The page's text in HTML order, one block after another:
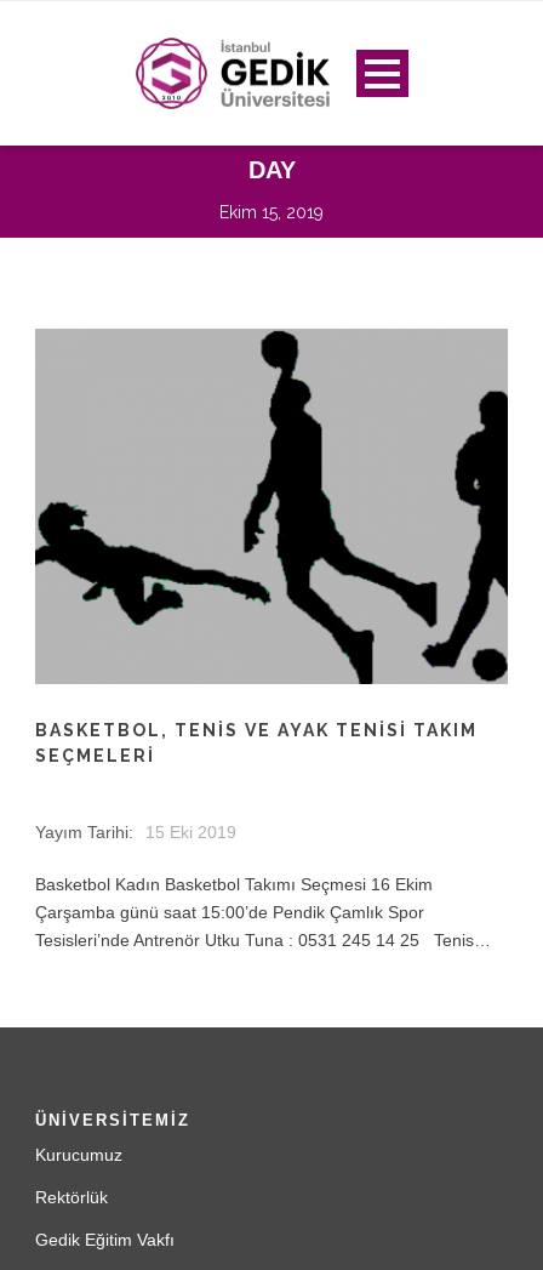
DAY
Ekim 15, 2019
BASKETBOL, TENIS VE AYAK TENISI TAKIM
SEÇMELERI
Yayım Tarihi: 15 Eki 2019
Basketbol Kadın Basketbol Takımı Seçmesi 16 Ekim
Çarşamba günü saat 15:00’de Pendik Çamlık Spor
Tesisleri’nde Antrenör Utku Tuna : 0531 245 14 25 Tenis…
ÜNİVERSİTEMİZ
Kurucumuz
Rektörlük
Gedik Eğitim Vakfı